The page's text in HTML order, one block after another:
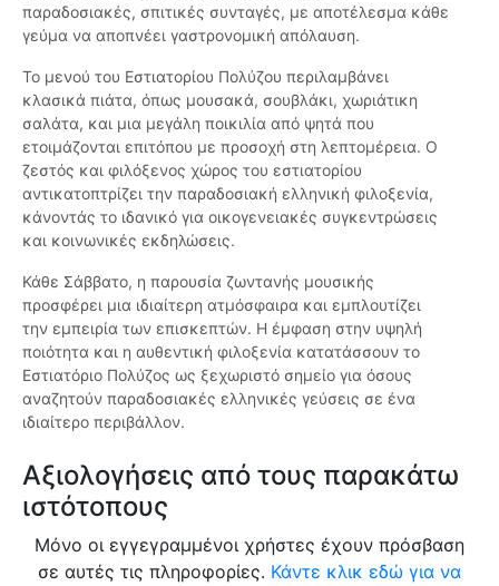
παραδοσιακές, σπιτικές συνταγές, με αποτέλεσμα κάθε
γεύμα να αποπνέει γαστρονομική απόλαυση.
Το μενού του Εστιατορίου Πολύζου περιλαμβάνει
κλασικά πιάτα, όπως μουσακά, σουβλάκι, χωριάτικη
σαλάτα, και μια μεγάλη ποικιλία από ψητά που
ετοιμάζονται επιτόπου με προσοχή στη λεπτομέρεια. Ο
ζεστός και φιλόξενος χώρος του εστιατορίου
αντικατοπτρίζει την παραδοσιακή ελληνική φιλοξενία,
κάνοντάς το ιδανικό για οικογενειακές συγκεντρώσεις
και κοινωνικές εκδηλώσεις.
Κάθε Σάββατο, η παρουσία ζωντανής μουσικής
προσφέρει μια ιδιαίτερη ατμόσφαιρα και εμπλουτίζει
την εμπειρία των επισκεπτών. Η έμφαση στην υψηλή
ποιότητα και η αυθεντική φιλοξενία κατατάσσουν το
Εστιατόριο Πολύζος ως ξεχωριστό σημείο για όσους
αναζητούν παραδοσιακές ελληνικές γεύσεις σε ένα
ιδιαίτερο περιβάλλον.
Αξιολογήσεις από τους παρακάτω
ιστότοπους
Μόνο οι εγγεγραμμένοι χρήστες έχουν πρόσβαση
σε αυτές τις πληροφορίες. Κάντε κλικ εδώ για να